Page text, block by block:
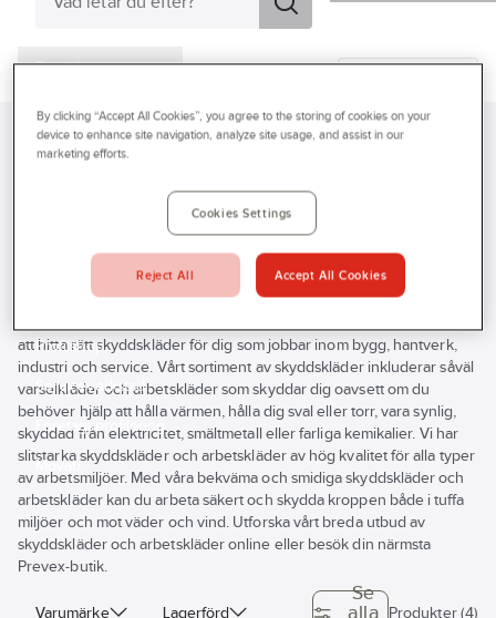
Produkter
Outlet
Profilshop
Serviceverkstad
Företagsprofilering
Movab
Prevex Produkter Personligt skydd Kläder
Korttidsplagg
Sko och Stövelskydd
Sko och Stövelskydd
att hitta rätt skyddskläder för dig som jobbar inom bygg, hantverk,
industri och service. Vårt sortiment av skyddskläder inkluderar såväl
varselkläder och arbetskläder som skyddar dig oavsett om du
behöver hjälp att hålla värmen, hålla dig sval eller torr, vara synlig,
skyddad från elektricitet, smältmetall eller farliga kemikalier. Vi har
slitstarka skyddskläder och arbetskläder av hög kvalitet för alla typer
av arbetsmiljöer. Med våra bekväma och smidiga skyddskläder och
arbetskläder kan du arbeta säkert och skydda kroppen både i tuffa
miljöer och mot väder och vind. Utforska vårt breda utbud av
skyddskläder och arbetskläder online eller besök din närmsta
Prevex-butik.
Varumärke Lagerförd
Se
alla
Produkter (4)
By clicking “Accept All Cookies”, you agree to the storing of cookies on your
device to enhance site navigation, analyze site usage, and assist in our
marketing efforts.
Cookies Settings
Reject All Accept All Cookies